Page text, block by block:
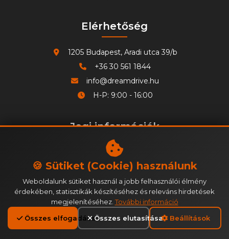
Elérhetőség
1205 Budapest, Aradi utca 39/b
+36 30 561 1844
info@dreamdrive.hu
H-P: 9:00 - 16:00
Jogi információk
Adatvédelmi tájékoztató
Általános Szerződési Feltételek
Cookie szabályzat
Cégjegyzékszám: 01 09 982253
Adószám: 23871159-2-41
🍪 Sütiket (Cookie) használunk
Weboldalunk sütiket használ a jobb felhasználói élmény
érdekében, statisztikák készítéséhez és releváns hirdetések
megjelenítéséhez.További információ
Összes elfogadásaÖsszes elutasítása Beállítások